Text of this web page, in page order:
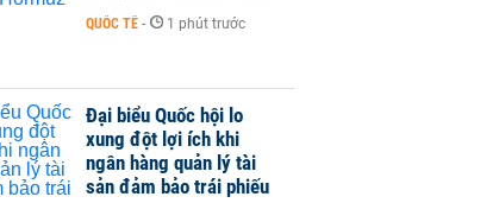
QUỐC TẾ - 1 phút trước
Đại biểu Quốc hội lo
xung đột lợi ích khi
ngân hàng quản lý tài
sản đảm bảo trái phiếu